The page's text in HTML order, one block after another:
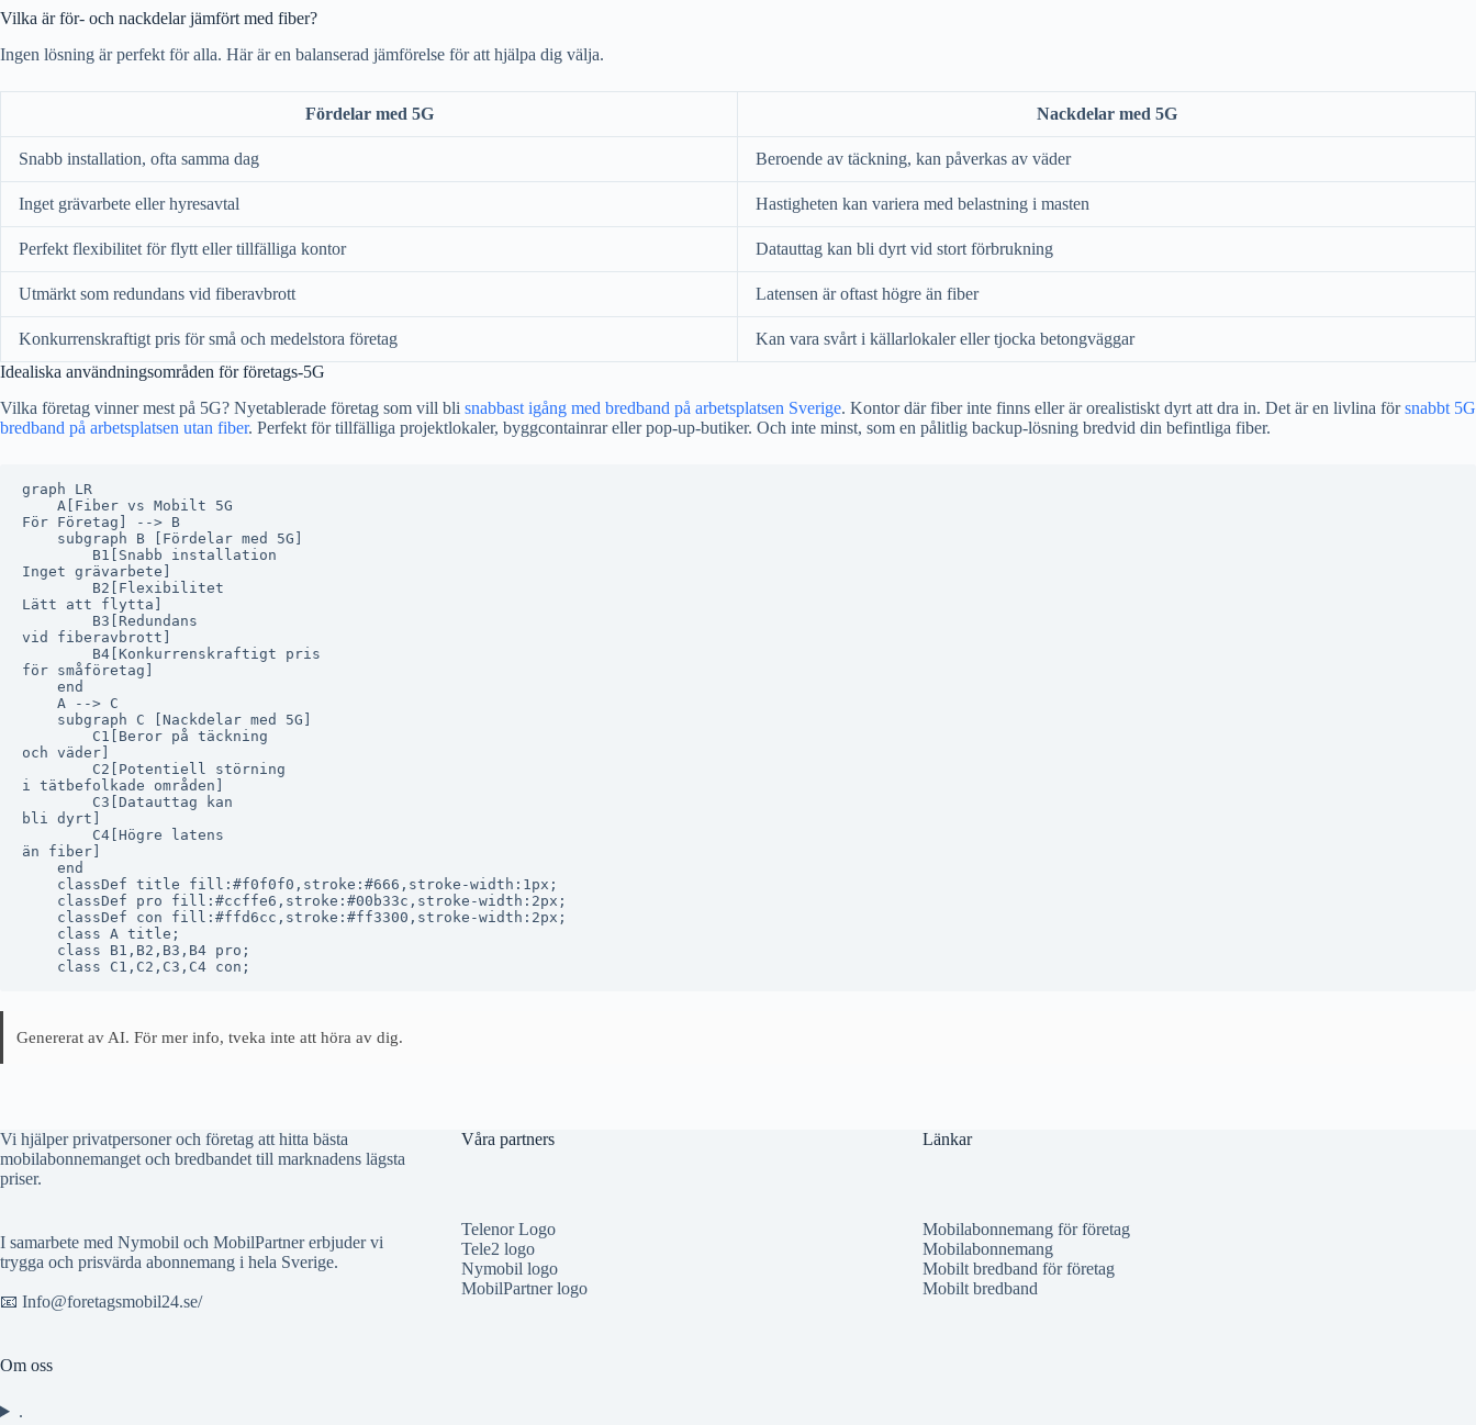
Vilka är för- och nackdelar jämfört med fiber?
Ingen lösning är perfekt för alla. Här är en balanserad jämförelse för att hjälpa dig välja.
Fördelar med 5G Nackdelar med 5G
Snabb installation, ofta samma dag Beroende av täckning, kan påverkas av väder
Inget grävarbete eller hyresavtal Hastigheten kan variera med belastning i masten
Perfekt flexibilitet för flytt eller tillfälliga kontor Datauttag kan bli dyrt vid stort förbrukning
Utmärkt som redundans vid fiberavbrott Latensen är oftast högre än fiber
Konkurrenskraftigt pris för små och medelstora företag
Kan vara svårt i källarlokaler eller tjocka betongväggar
Idealiska användningsområden för företags-5G
Vilka företag vinner mest på 5G? Nyetablerade företag som vill bli snabbast igång med bredband på arbetsplatsen Sverige. Kontor där fiber inte finns eller är orealistiskt dyrt att dra in. Det är en livlina försnabbt 5G
bredband på arbetsplatsen utan fiber. Perfekt för tillfälliga projektlokaler, byggcontainrar eller pop-up-butiker. Och inte minst, som en pålitlig backup-lösning bredvid din befintliga fiber.
graph LR
    A[Fiber vs Mobilt 5G
För Företag] --> B
    subgraph B [Fördelar med 5G]
        B1[Snabb installation
Inget grävarbete]
        B2[Flexibilitet
Lätt att flytta]
        B3[Redundans
vid fiberavbrott]
        B4[Konkurrenskraftigt pris
för småföretag]
    end
    A --> C
    subgraph C [Nackdelar med 5G]
        C1[Beror på täckning
och väder]
        C2[Potentiell störning
i tätbefolkade områden]
        C3[Datauttag kan
bli dyrt]
        C4[Högre latens
än fiber]
    end
    classDef title fill:#f0f0f0,stroke:#666,stroke-width:1px;
    classDef pro fill:#ccffe6,stroke:#00b33c,stroke-width:2px;
    classDef con fill:#ffd6cc,stroke:#ff3300,stroke-width:2px;
    class A title;
    class B1,B2,B3,B4 pro;
Genererat av AI. För mer info, tveka inte att höra av dig.
Vi hjälper privatpersoner och företag att hitta bästa
mobilabonnemanget och bredbandet till marknadens lägsta
priser.
I samarbete med Nymobil och MobilPartner erbjuder vi
trygga och prisvärda abonnemang i hela Sverige.
📧 Info@foretagsmobil24.se/
Om oss
Våra partners
Telenor Logo
Tele2 logo
Nymobil logo
MobilPartner logo
Länkar
Mobilabonnemang för företag
Mobilabonnemang
Mobilt bredband för företag
Mobilt bredband
.